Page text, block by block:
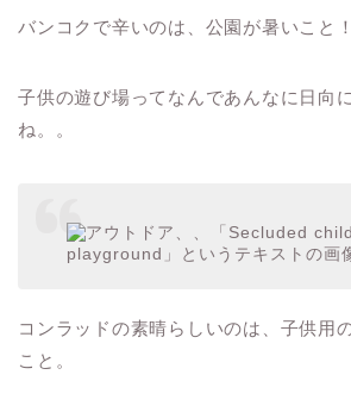
バンコクで辛いのは、公園が暑いこと
子供の遊び場ってなんであんなに日向
ね。。
コンラッドの素晴らしいのは、子供用
こと。